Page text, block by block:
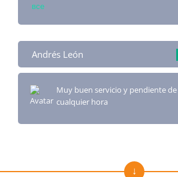
все
Andrés León
Muy buen servicio y pendiente
cualquier hora